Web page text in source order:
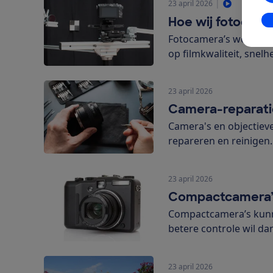
23 april 2026
Hoe wij
Fotocamera’s
op filmkwaliteit,
23 april 2026
Camera-
Camera's en
repareren en
23 april 2026
Compactcamera’s
betere controle wil
23 april 2026